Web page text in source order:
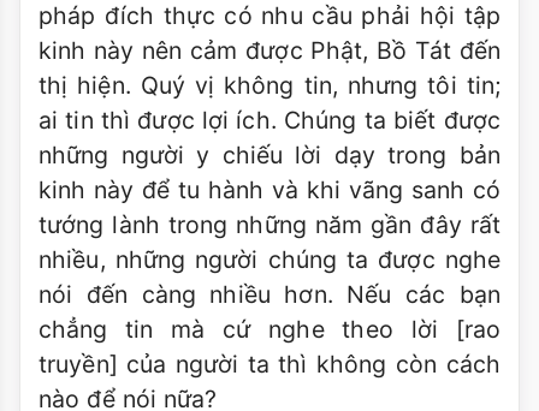
pháp đích thực có nhu cầu phải hội tập
kinh này nên cảm được Phật, Bồ Tát đến
thị hiện. Quý vị không tin, nhưng tôi tin;
ai tin thì được lợi ích. Chúng ta biết được
những người y chiếu lời dạy trong bản
kinh này để tu hành và khi vãng sanh có
tướng lành trong những năm gần đây rất
nhiều, những người chúng ta được nghe
nói đến càng nhiều hơn. Nếu các bạn
chẳng tin mà cứ nghe theo lời [rao
truyền] của người ta thì không còn cách
nào để nói nữa?